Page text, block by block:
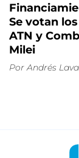
Se votan
ATN y
Milei
Por Andrés